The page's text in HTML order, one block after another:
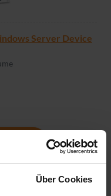
Über Cookies
Server Device